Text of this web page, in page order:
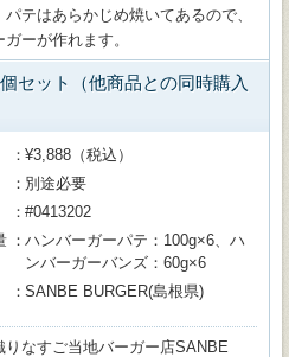
テはあらかじめ焼いてあるので、
ーが作れます。
セット（他商品との同時購入
¥3,888（税込）
別途必要
#0413202
ハンバーガーパテ：100g×6、ハ
ンバーガーバンズ：60g×6
SANBE BURGER(島根県)
なすご当地バーガー店SANBE